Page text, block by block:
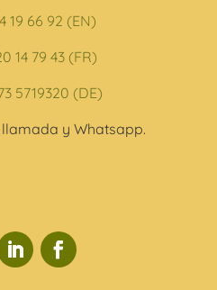
19 66 92 (EN)
14 79 43 (FR)
5719320 (DE)
y Whatsapp.